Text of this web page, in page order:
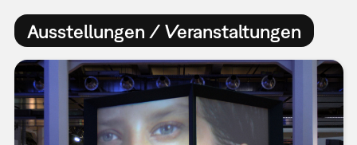
Ausstellungen / Veranstaltungen